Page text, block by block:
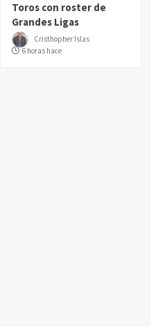
Toros con roster de
Grandes Ligas
Cristhopher Islas
6 horas hace